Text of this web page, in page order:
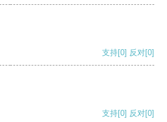
支持[0] 反对[0]
支持[0] 反对[0]